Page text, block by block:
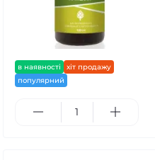
в наявності
хіт продажу
популярний